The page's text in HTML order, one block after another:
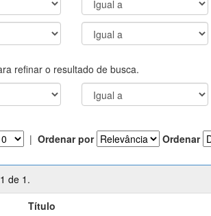
refinar o resultado de busca.
| Ordenar por Ordenar
de 1.
Título